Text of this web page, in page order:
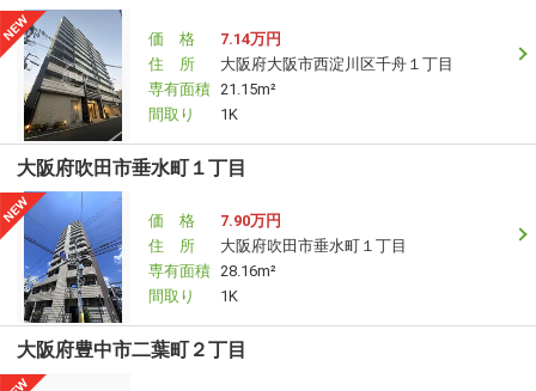
価 格
7.14万円
住 所
大阪府大阪市西淀川区千舟１丁目
専有面積 21.15m²
間取り
1K
大阪府吹田市垂水町１丁目
価 格
7.90万円
住 所
大阪府吹田市垂水町１丁目
専有面積 28.16m²
間取り
1K
大阪府豊中市二葉町２丁目